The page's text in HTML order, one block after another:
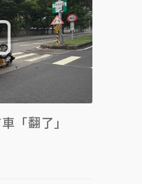
車「翻了」